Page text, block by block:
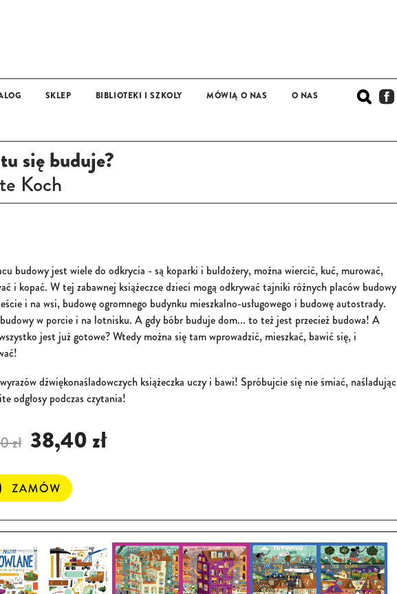
SKLEP BIBLIOTEKI I SZKOŁY MÓWIĄ O NAS O NAS
się buduje?
Koch
budowy jest wiele do odkrycia - są koparki i buldożery, można wiercić, kuć, murować,
i kopać. W tej zabawnej książeczce dzieci mogą odkrywać tajniki różnych placów budowy
i na wsi, budowę ogromnego budynku mieszkalno-usługowego i budowę autostrady.
w porcie i na lotnisku. A gdy bóbr buduje dom... to też jest przecież budowa! A
jest już gotowe? Wtedy można się tam wprowadzić, mieszkać, bawić się, i
dźwiękonaśladowczych książeczka uczy i bawi! Spróbujcie się nie śmiać, naśladując
odgłosy podczas czytania!
zł 38,40 zł